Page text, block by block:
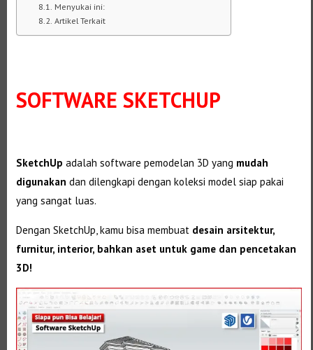
Menyukai ini:
Artikel Terkait
SOFTWARE SKETCHUP
SketchUp adalah software pemodelan 3D yang mudah
digunakan dan dilengkapi dengan koleksi model siap pakai
yang sangat luas.
Dengan SketchUp, kamu bisa membuat desain arsitektur,
furnitur, interior, bahkan aset untuk game dan pencetakan
3D!